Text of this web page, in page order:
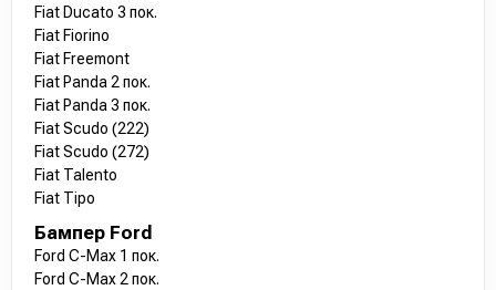
Fiat Ducato 3 пок.
Fiat Fiorino
Fiat Freemont
Fiat Panda 2 пок.
Fiat Panda 3 пок.
Fiat Scudo (222)
Fiat Scudo (272)
Fiat Talento
Fiat Tipo
Бампер Ford
Ford C-Max 1 пок.
Ford C-Max 2 пок.